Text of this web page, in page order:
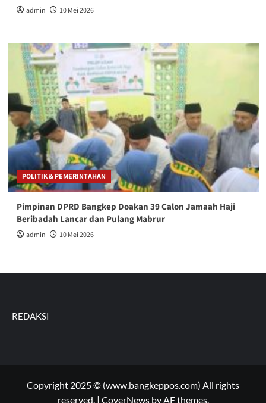
admin 10 Mei 2026
POLITIK & PEMERINTAHAN
Pimpinan DPRD Bangkep Doakan 39 Calon Jamaah Haji
Beribadah Lancar dan Pulang Mabrur
admin 10 Mei 2026
REDAKSI
Copyright 2025 © (www.bangkeppos.com) All rights
reserved. | CoverNewsby AF themes.